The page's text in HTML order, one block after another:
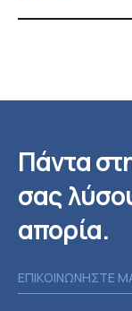
Πάντα
σας
απορία.
ΕΠΙΚΟΙΝΩΝΗΣΤΕ